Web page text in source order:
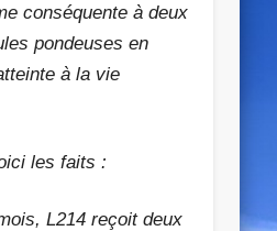
conséquente à deux
pondeuses en
à la vie
les faits :
L214 reçoit deux